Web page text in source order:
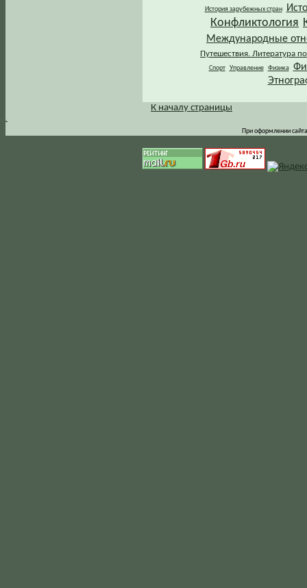
История зарубежных стран
Конфликтология
Международные
Путешествия. Литература
Спорт Управление Физика
.
К началу страницы
При оформлении